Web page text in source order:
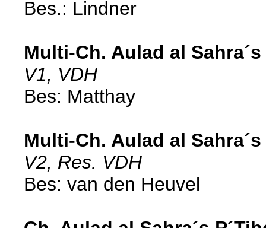
Bes.: Lindner
Multi-Ch. Aulad al
V1, VDH
Bes: Matthay
Multi-Ch. Aulad al
V2, Res. VDH
Bes: van den Heuvel